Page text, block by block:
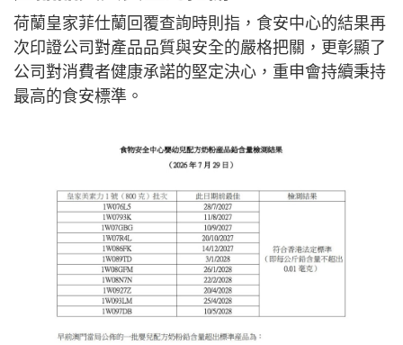
荷蘭皇家菲仕蘭回覆查詢時則指，食安中心的結果再
次印證公司對產品品質與安全的嚴格把關，更彰顯了
公司對消費者健康承諾的堅定決心，重申會持續秉持
最高的食安標準。